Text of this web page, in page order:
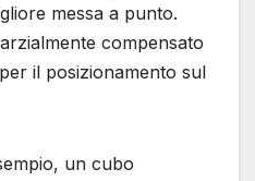
messa a punto.
compensato
il posizionamento sul
un cubo